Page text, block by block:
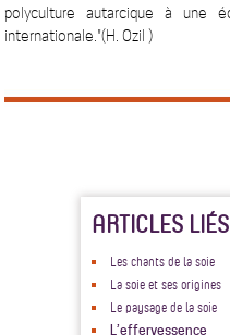
polyculture autarcique à une
internationale."(H. Ozil )
ARTICLES LIÉS
Les chants de la soie
La soie et ses origines
Le paysage de la soie
L’effervessence